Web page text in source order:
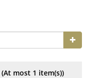
(At most 1 item(s))